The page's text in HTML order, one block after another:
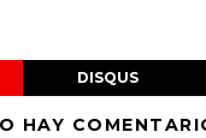
DISQUS
HAY